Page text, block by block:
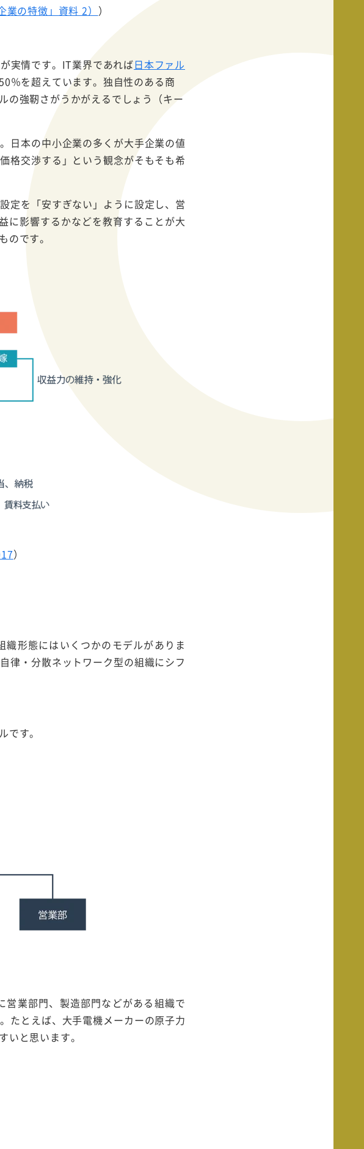
の特徴」資料 2） ）
実情です。IT業界であれば日本ファル
％を超えています。独自性のある商
の強靭さがうかがえるでしょう（キー
日本の中小企業の多くが大手企業の値
格交渉する」という観念がそもそも希
定を「安すぎない」ように設定し、営
に影響するかなどを教育することが大
です。
）
形態にはいくつかのモデルがありま
律・分散ネットワーク型の組織にシフ
す。
業部門、製造部門などがある組織で
たとえば、大手電機メーカーの原子力
と思います。